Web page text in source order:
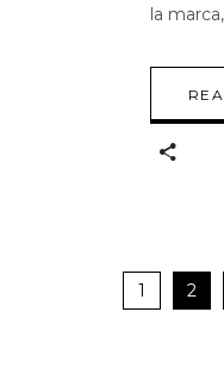
la
1 2